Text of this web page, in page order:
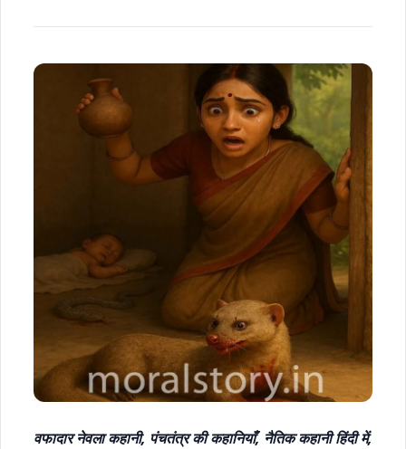
वफादार नेवला कहानी, पंचतंत्र की कहानियाँ, नैतिक कहानी हिंदी में,